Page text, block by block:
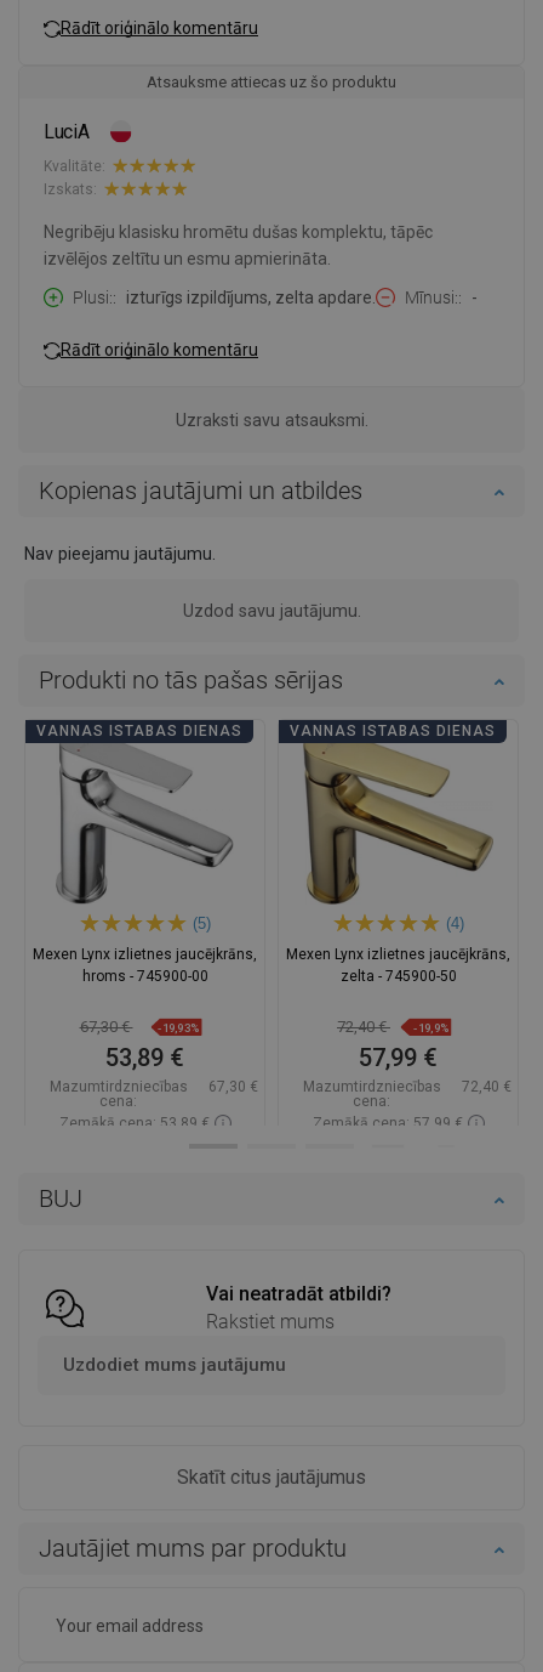
BUJ
Vai neatradāt atbildi?
Rakstiet mums
Uzdodiet mums jautājumu
Skatīt citus jautājumus
Rādīt oriģinālo komentāru
Atsauksme attiecas uz šo produktu
LuciA
Kvalitāte:
Izskats:
Negribēju klasisku hromētu dušas komplektu, tāpēc
izvēlējos zeltītu un esmu apmierināta.
Plusi:
izturīgs izpildījums, zelta apdare. Mīnusi: -
Rādīt oriģinālo komentāru
Uzraksti savu atsauksmi.
Kopienas jautājumi un atbildes
Nav pieejamu jautājumu.
Uzdod savu jautājumu.
Jautājiet mums par produktu
Produkti no tās pašas sērijas
VANNAS ISTABAS DIENAS
(5)
Mexen Lynx izlietnes jaucējkrāns,
hroms - 745900-00
67,30 € -19,93%
53,89 €
Mazumtirdzniecības
cena:
67,30 €
Zemākā cena: 53,89 €
VANNAS ISTABAS DIENAS
(4)
Mexen Lynx izlietnes jaucējkrāns,
zelta - 745900-50
72,40 € -19,9%
57,99 €
Mazumtirdzniecības
cena:
72,40 €
Zemākā cena: 57,99 €